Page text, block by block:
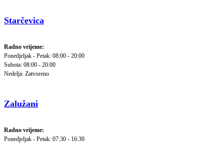
Starčevica
Radno vrijeme:
Ponedjeljak - Petak: 08:00 - 20:00
Subota: 08:00 - 20:00
Nedelja: Zatvoreno
Zalužani
Radno vrijeme:
Ponedjeljak - Petak: 07:30 - 16:30